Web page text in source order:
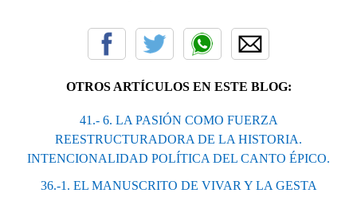
OTROS ARTÍCULOS EN ESTE BLOG:
41.- 6. LA PASIÓN COMO FUERZA
REESTRUCTURADORA DE LA HISTORIA.
INTENCIONALIDAD POLÍTICA DEL CANTO ÉPICO.
36.-1. EL MANUSCRITO DE VIVAR Y LA GESTA